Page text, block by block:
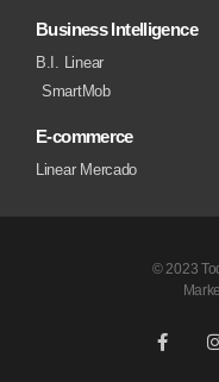
Business Intelligence
B.I. Linear
SmartMob
E-commerce
Linear Mercado
© 2023